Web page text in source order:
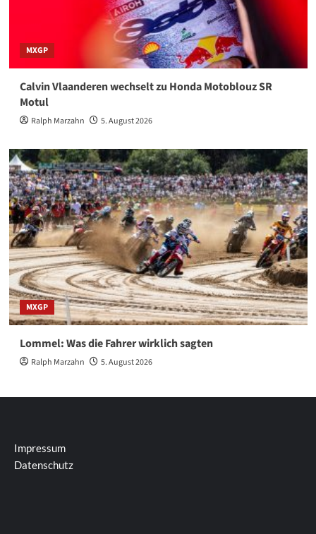
MXGP
Calvin Vlaanderen wechselt zu Honda Motoblouz SR
Motul
Ralph Marzahn 5. August 2026
MXGP
Lommel: Was die Fahrer wirklich sagten
Ralph Marzahn 5. August 2026
Impressum
Datenschutz